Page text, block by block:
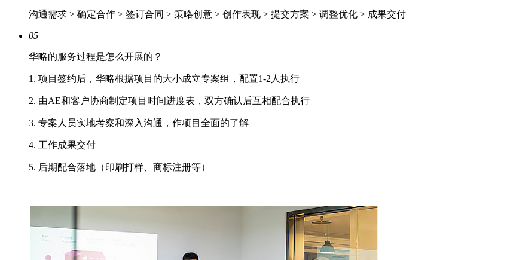
沟通需求 > 确定合作 > 签订合同 > 策略创意 > 创作表现 > 提交方案 > 调整优化 > 成果交付
05
华略的服务过程是怎么开展的？
1. 项目签约后，华略根据项目的大小成立专案组，配置1-2人执行
2. 由AE和客户协商制定项目时间进度表，双方确认后互相配合执行
3. 专案人员实地考察和深入沟通，作项目全面的了解
4. 工作成果交付
5. 后期配合落地（印刷打样、商标注册等）